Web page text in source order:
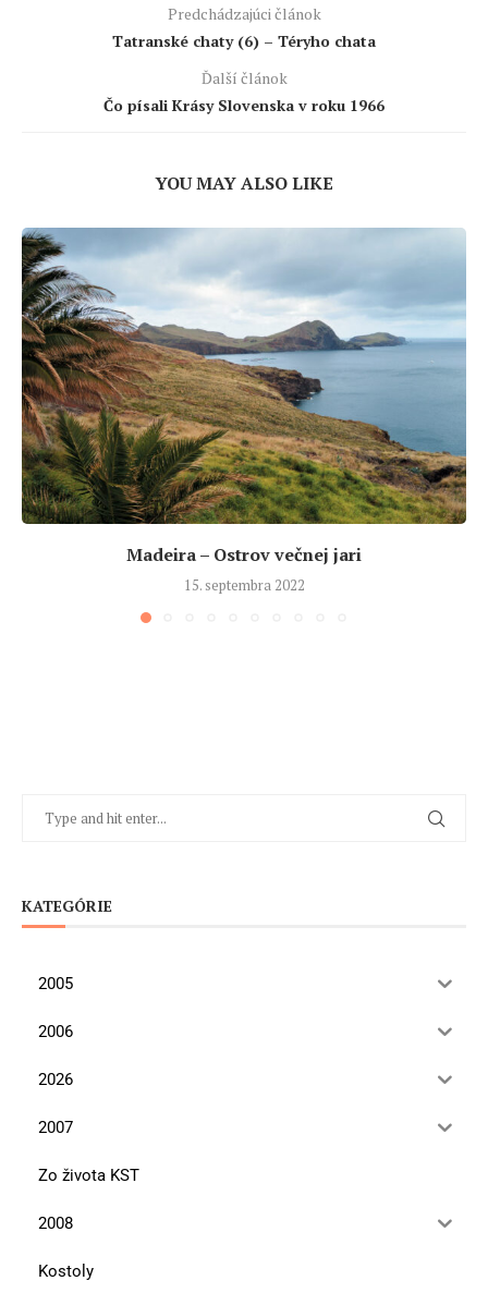
Predchádzajúci článok
Tatranské chaty (6) – Téryho chata
Ďalší článok
Čo písali Krásy Slovenska v roku 1966
YOU MAY ALSO LIKE
Madeira – Ostrov večnej jari
15. septembra 2022
KATEGÓRIE
2005
2006
2026
2007
Zo života KST
2008
Kostoly